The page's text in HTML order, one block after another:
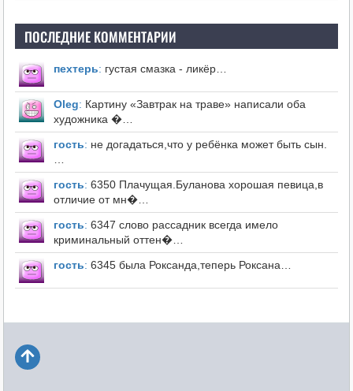
ПОСЛЕДНИЕ КОММЕНТАРИИ
пехтерь: густая смазка - ликёр…
Оleg: Картину «Завтрак на траве» написали оба
художника �…
гость: не догадаться,что у ребёнка может быть сын.
…
гость: 6350 Плачущая.Буланова хорошая певица,в
отличие от мн�…
гость: 6347 слово рассадник всегда имело
криминальный оттен�…
гость: 6345 была Роксанда,теперь Роксана…